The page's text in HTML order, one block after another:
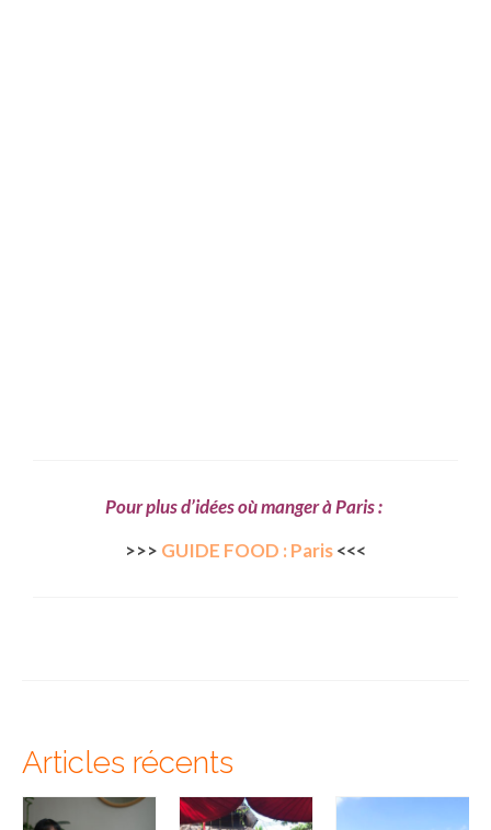
Saint-Malo
Savoie
Danemark
Copenhague
Pour plus d’idées où manger à Paris :
>>> GUIDE FOOD : Paris<<<
Articles récents